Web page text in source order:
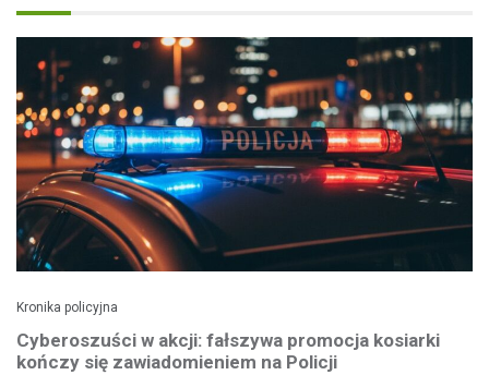
Kronika policyjna
Cyberoszuści w akcji: fałszywa promocja kosiarki
kończy się zawiadomieniem na Policji